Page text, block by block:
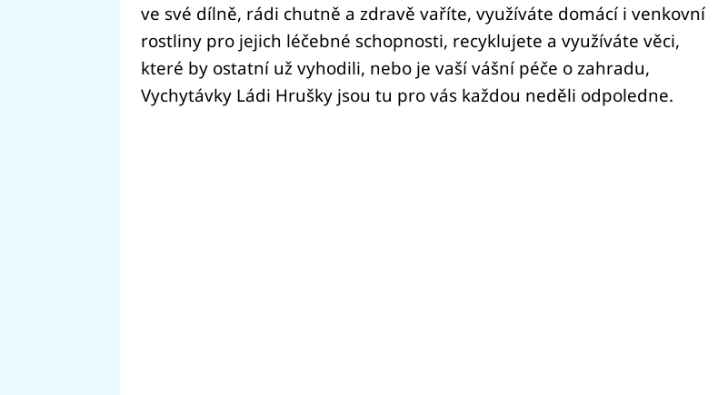
ve své dílně, rádi chutně a zdravě vaříte, využíváte domácí i venkovní
rostliny pro jejich léčebné schopnosti, recyklujete a využíváte věci,
které by ostatní už vyhodili, nebo je vaší vášní péče o zahradu,
Vychytávky Ládi Hrušky jsou tu pro vás každou neděli odpoledne.